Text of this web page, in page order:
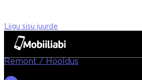
Liigu sisu juurde
Remont / Hooldus